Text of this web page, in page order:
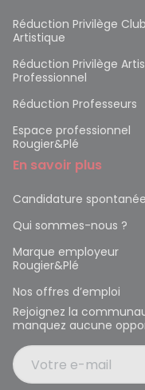
Réduction Privilège Club
Artistique
Réduction Privilège
Professionnel
Réduction Professeurs
Espace professionnel
Rougier&Plé
En savoir plus
Candidature spontanée
Qui sommes-nous ?
Marque employeur
Rougier&Plé
Nos offres d’emploi
Rejoignez la
manquez aucune
Votre e-mail